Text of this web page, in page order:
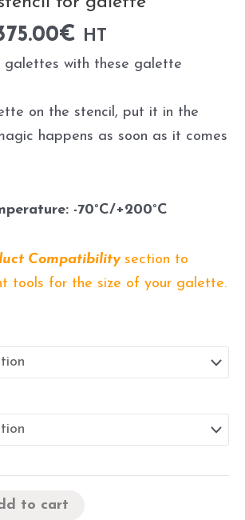
€ HT
galettes with these galette
on the stencil, put it in the
happens as soon as it comes
-70°C/+200°C
Compatibility section to
tools for the size of your galette.
to cart